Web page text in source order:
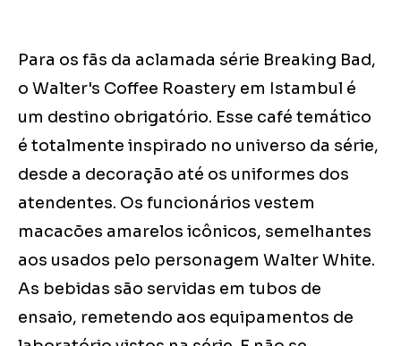
Para os fãs da aclamada série Breaking Bad,
o Walter's Coffee Roastery em Istambul é
um destino obrigatório. Esse café temático
é totalmente inspirado no universo da série,
desde a decoração até os uniformes dos
atendentes. Os funcionários vestem
macacões amarelos icônicos, semelhantes
aos usados pelo personagem Walter White.
As bebidas são servidas em tubos de
ensaio, remetendo aos equipamentos de